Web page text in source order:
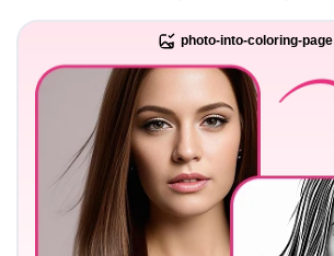
photo-into-coloring-page